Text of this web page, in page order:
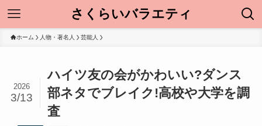
さくらいバラエティ
ホーム 人物・著名人 芸能人
ハイツ友の会がかわいい?ダンス
部ネタでブレイク!高校や大学を調
査
2026
3/13